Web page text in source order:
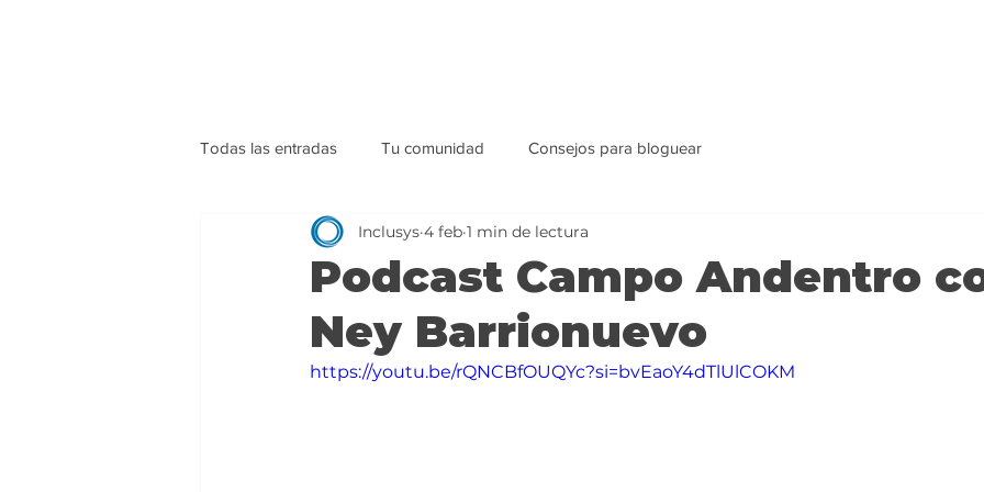
Todas las entradas Tu comunidad Consejos para bloguear
Podcast Campo Andentro
Ney Barrionuevo
Inclusys 4 feb 1 min de lectura
https://youtu.be/rQNCBfOUQYc?si=bvEaoY4dTlUlCOKM